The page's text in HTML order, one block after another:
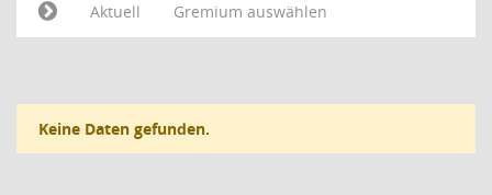
Aktuell
Gremium auswählen
Keine Daten gefunden.